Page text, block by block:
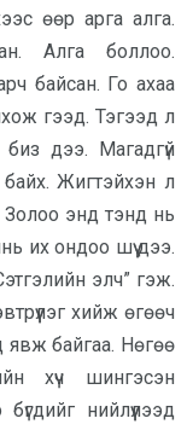
өөр арга алга.
Алга боллоо.
байсан. Го ахаа
гээд. Тэгээд л
дээ. Магадгүй
Жигтэйхэн л
Золоо энд тэнд нь
их ондоо шүү дээ.
элч” гэж.
хийж өгөөч
явж байгаа. Нөгөө
хүч шингэсэн
нийлүүлээд